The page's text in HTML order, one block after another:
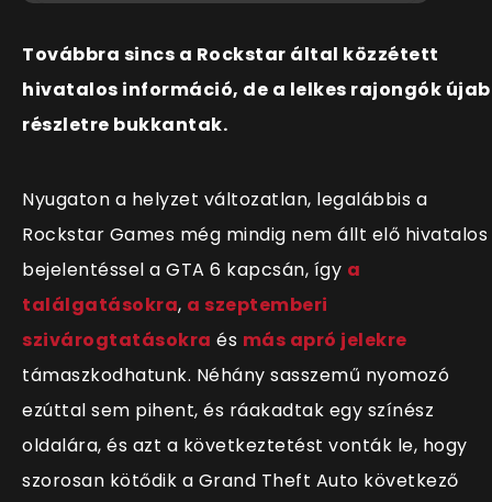
Továbbra sincs a Rockstar által közzétett
hivatalos információ, de a lelkes rajongók
részletre bukkantak.
Nyugaton a helyzet változatlan, legalábbis a
Rockstar Games még mindig nem állt elő hivatalos
bejelentéssel a GTA 6 kapcsán, így a
találgatásokra, a szeptemberi
szivárogtatásokra és más apró jelekre
támaszkodhatunk. Néhány sasszemű nyomozó
ezúttal sem pihent, és ráakadtak egy színész
oldalára, és azt a következtetést vonták le, hogy
szorosan kötődik a Grand Theft Auto következő